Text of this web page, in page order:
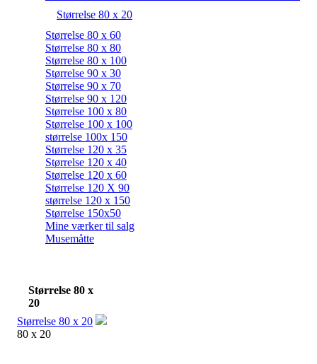
Størrelse 80 x 20
Størrelse 80 x 60
Størrelse 80 x 80
Størrelse 80 x 100
Størrelse 90 x 30
Størrelse 90 x 70
Størrelse 90 x 120
Størrelse 100 x 80
Størrelse 100 x 100
størrelse 100x 150
Størrelse 120 x 35
Størrelse 120 x 40
Størrelse 120 x 60
Størrelse 120 X 90
størrelse 120 x 150
Størrelse 150x50
Mine værker til salg
Musemåtte
Størrelse 80 x
20
Størrelse 80 x 20
80 x 20